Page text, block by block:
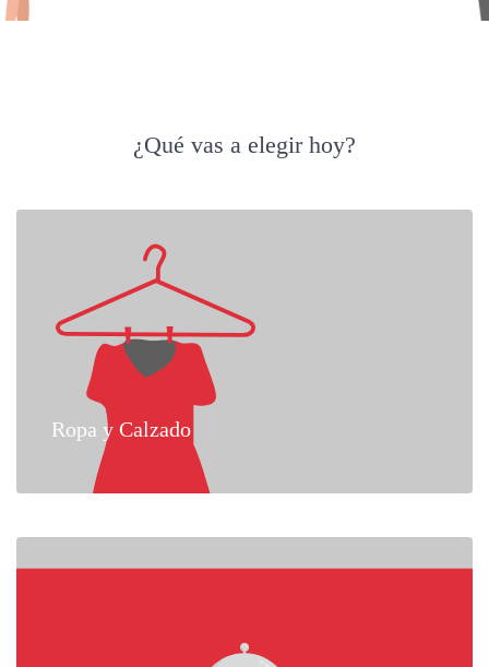
¿Qué vas a elegir hoy?
Ropa y Calzado